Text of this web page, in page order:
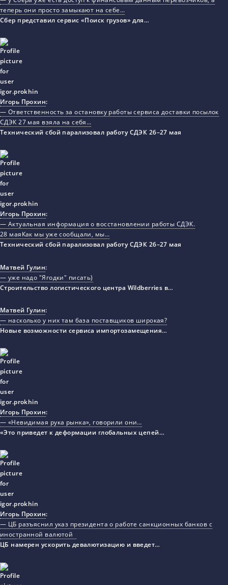
теперь они просто замыкают на себе…
Сбер представил сервис «Поиск грузов» для…
Игорь Прохин:
— Ответственность за остановку работы сервиса доставки посылок
СДЭК 27 мая взяла на себя…
Технический сбой парализовал работу СДЭК 26–27 мая
Игорь Прохин:
— Актуальная информация о восстановлении работы СДЭК.
28 маяКак мы уже сообщали, мы…
Технический сбой парализовал работу СДЭК 26–27 мая
Матвей Гулин:
— уже надо "Ягодки" писать)
Строительство логистического центра Wildberries в…
Матвей Гулин:
— насколько у них там база поставщиков широкая?
Новые возможности сервиса импортозамещения…
Игорь Прохин:
— «Невидимая рука рынка», говорили они…
«Это приведет к деформации глобальных цепей…
Игорь Прохин:
— ЦБ разъяснил указ президента о работе санкционных банков с
иностранной валютой
ЦБ намерен ускорить девалютизацию и введет…